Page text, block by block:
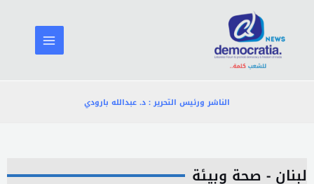
المحتوى
الناشر ورئيس التحرير : د. عبدالله بارودي
لبنان - صحة وبيئة